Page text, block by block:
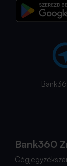
Bank360